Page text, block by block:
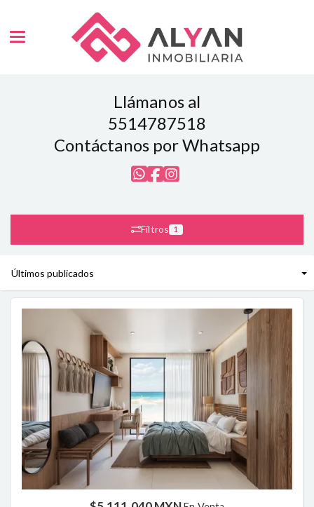
Toggle navigation
Llámanos al
5514787518
Contáctanos por Whatsapp
Filtros 1